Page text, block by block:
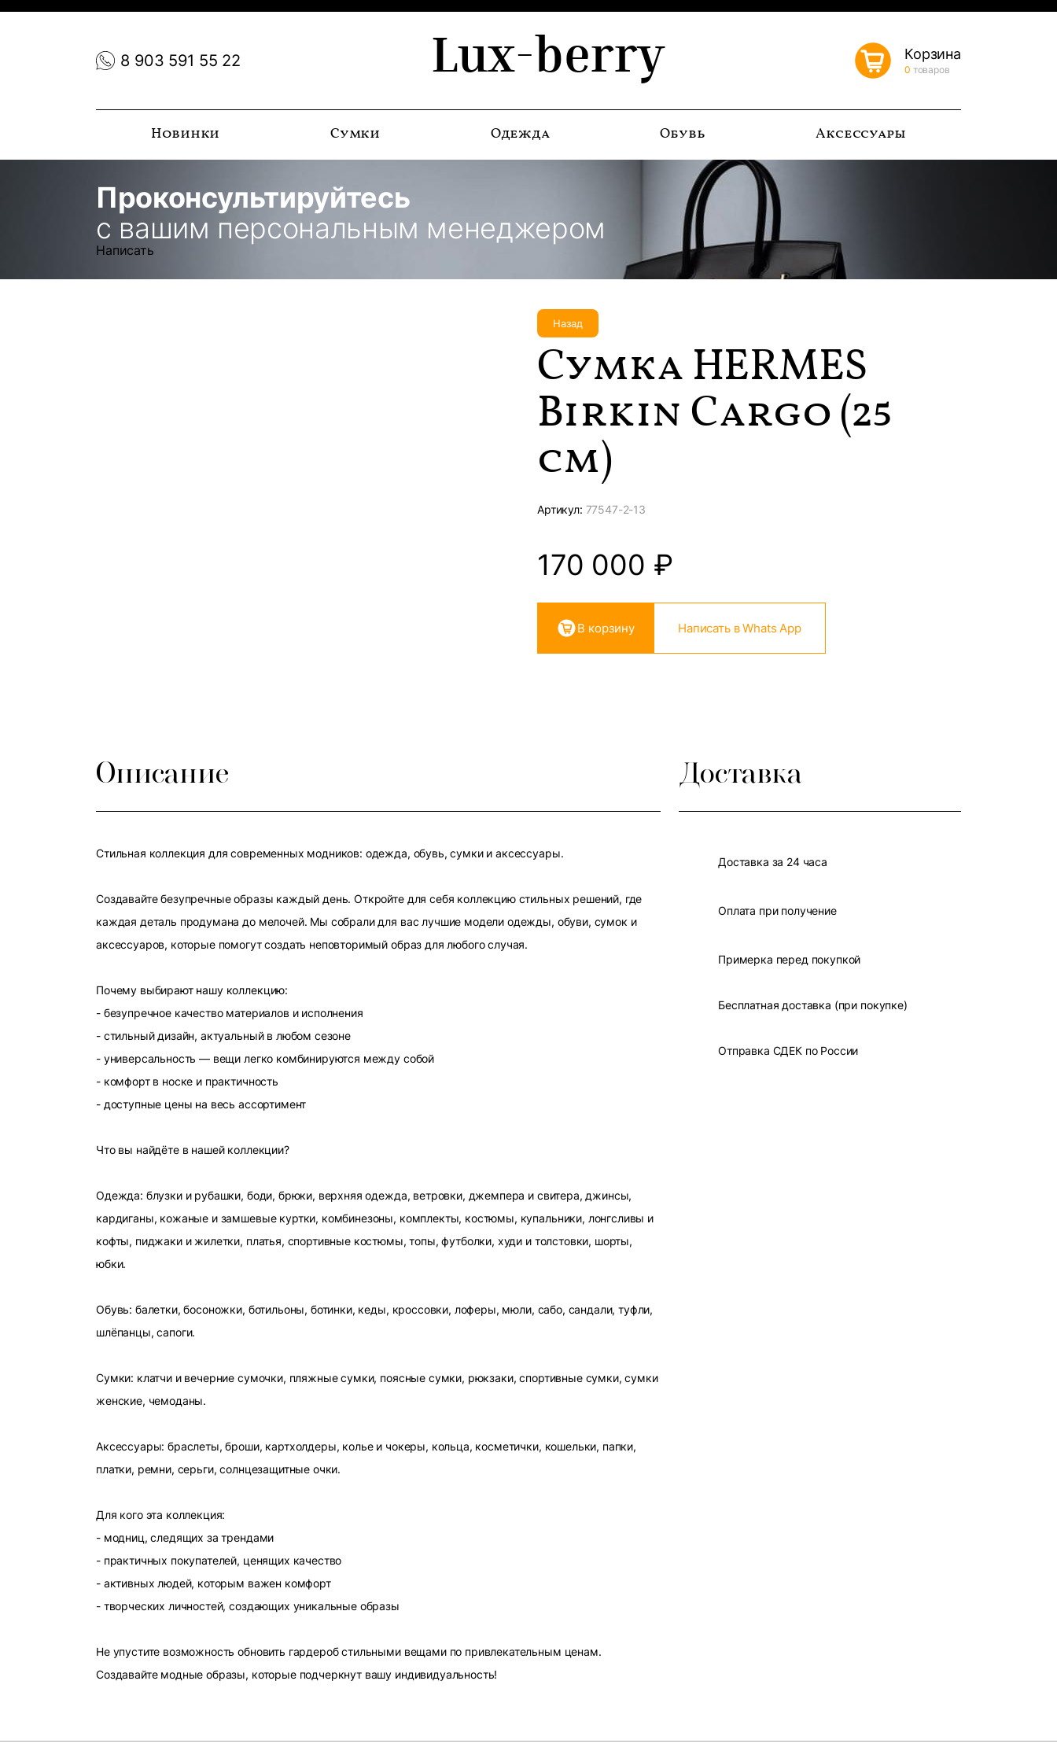
8 903 591 55 22 Lux-berry Корзина
0 товаров
Новинки Сумки Одежда Обувь Аксессуары
Проконсультируйтесь
с вашим персональным менеджером
Написать
Назад
Сумка HERMES
Birkin Cargо (25
см)
Артикул: 77547-2-13
170 000 ₽
В корзину Написать в Whats App
Описание
Стильная коллекция для современных модников: одежда, обувь, сумки и аксессуары.
Создавайте безупречные образы каждый день. Откройте для себя коллекцию стильных решений, где
каждая деталь продумана до мелочей. Мы собрали для вас лучшие модели одежды, обуви, сумок и
аксессуаров, которые помогут создать неповторимый образ для любого случая.
Почему выбирают нашу коллекцию:
- безупречное качество материалов и исполнения
- стильный дизайн, актуальный в любом сезоне
- универсальность — вещи легко комбинируются между собой
- комфорт в носке и практичность
- доступные цены на весь ассортимент
Что вы найдёте в нашей коллекции?
Одежда: блузки и рубашки, боди, брюки, верхняя одежда, ветровки, джемпера и свитера, джинсы,
кардиганы, кожаные и замшевые куртки, комбинезоны, комплекты, костюмы, купальники, лонгсливы и
кофты, пиджаки и жилетки, платья, спортивные костюмы, топы, футболки, худи и толстовки, шорты,
юбки.
Обувь: балетки, босоножки, ботильоны, ботинки, кеды, кроссовки, лоферы, мюли, сабо, сандали, туфли,
шлёпанцы, сапоги.
Сумки: клатчи и вечерние сумочки, пляжные сумки, поясные сумки, рюкзаки, спортивные сумки, сумки
женские, чемоданы.
Аксессуары: браслеты, броши, картхолдеры, колье и чокеры, кольца, косметички, кошельки, папки,
платки, ремни, серьги, солнцезащитные очки.
Для кого эта коллекция:
- модниц, следящих за трендами
- практичных покупателей, ценящих качество
- активных людей, которым важен комфорт
- творческих личностей, создающих уникальные образы
Не упустите возможность обновить гардероб стильными вещами по привлекательным ценам.
Создавайте модные образы, которые подчеркнут вашу индивидуальность!
Доставка
Доставка за 24 часа
Оплата при получение
Примерка перед покупкой
Бесплатная доставка (при покупке)
Отправка СДЕК по России